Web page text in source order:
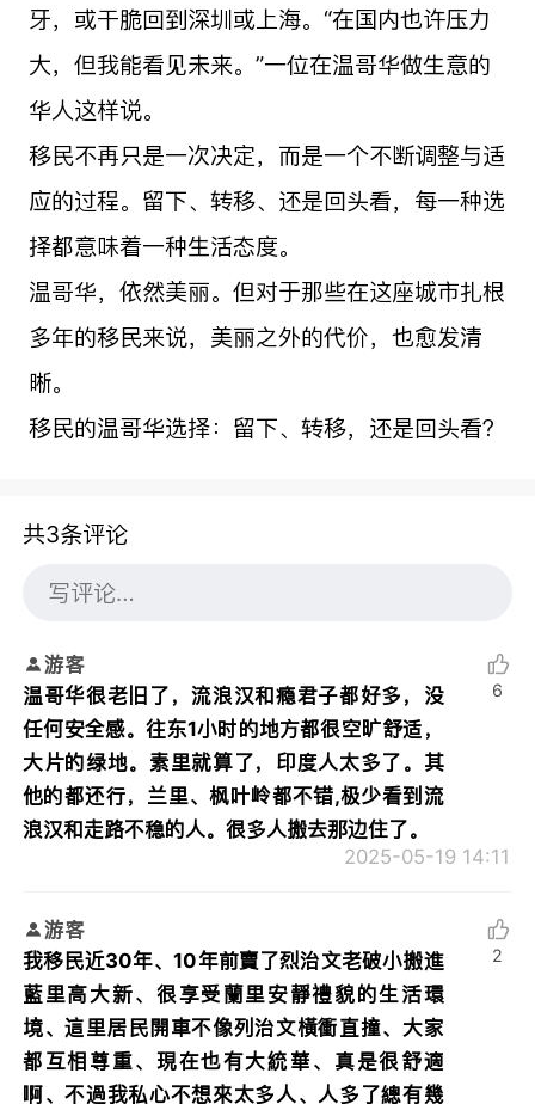
牙，或干脆回到深圳或上海。“在国内也许压力
大，但我能看见未来。”一位在温哥华做生意的
华人这样说。
移民不再只是一次决定，而是一个不断调整与适
应的过程。留下、转移、还是回头看，每一种选
择都意味着一种生活态度。
温哥华，依然美丽。但对于那些在这座城市扎根
多年的移民来说，美丽之外的代价，也愈发清
晰。
移民的温哥华选择：留下、转移，还是回头看？
共3条评论
游客
温哥华很老旧了，流浪汉和瘾君子都好多，没
任何安全感。往东1小时的地方都很空旷舒适，
大片的绿地。素里就算了，印度人太多了。其
他的都还行，兰里、枫叶岭都不错,极少看到流
浪汉和走路不稳的人。很多人搬去那边住了。
2025-05-19 14:11
6
游客
我移民近30年、10年前賣了烈治文老破小搬進
藍里高大新、很享受蘭里安靜禮貌的生活環
境、這里居民開車不像列治文橫衝直撞、大家
都互相尊重、現在也有大統華、真是很舒適
啊、不過我私心不想來太多人、人多了總有幾
2